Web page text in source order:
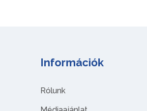
Információk
Rólunk